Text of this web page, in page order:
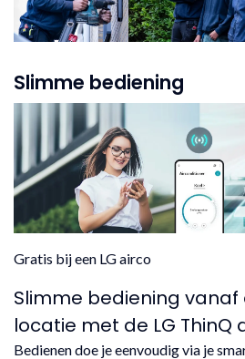
Slimme bediening
Gratis bij een LG airco
Slimme bediening vanaf
locatie met de LG ThinQ
Bedienen doe je eenvoudig via je